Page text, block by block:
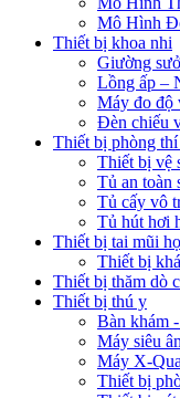
Mô Hình
Thiết bị khoa nhi
Giường
Lồng ấp –
Máy đo độ
Đèn chiếu
Thiết bị phòng
Thiết bị vệ
Tủ an toàn
Tủ cấy vô
Tủ hút hơi
Thiết bị tai mũi
Thiết bị
Thiết bị thăm dò
Thiết bị thú y
Bàn khám
Máy siêu
Máy X-
Thiết bị